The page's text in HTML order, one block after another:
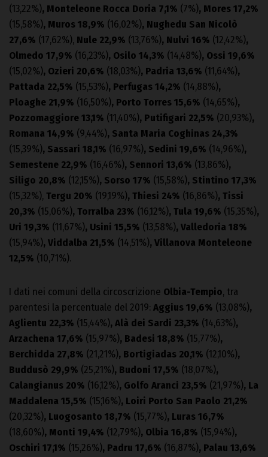
(13,22%), Monteleone Rocca Doria 7,1% (7%), Mores 17,2%
(15,58%), Muros 18,9% (16,02%), Nughedu San Nicolò
27,6% (17,62%), Nule 22,9% (13,76%), Nulvi 16% (12,42%),
Olmedo 17,9% (16,23%), Osilo 14,3% (14,48%), Ossi 19,6%
(15,02%), Ozieri 20,6% (18,03%), Padria 13,6% (11,64%),
Pattada 22,5% (15,53%), Perfugas 14,2% (14,88%),
Ploaghe 21,9% (16,50%), Porto Torres 15,6% (14,65%),
Pozzomaggiore 13,1% (11,40%), Putifigari 22,5% (20,93%),
Romana 14,9% (9,44%), Santa Maria Coghinas 24,3%
(15,39%), Sassari 18,1% (16,97%), Sedini 19,6% (14,96%),
Semestene 22,9% (16,46%), Sennori 13,6% (13,86%),
Siligo 20,8% (12,15%), Sorso 17% (15,58%), Stintino 17,3%
(15,32%), Tergu 20% (19,19%), Thiesi 24% (16,86%), Tissi
20,3% (15,06%), Torralba 23% (16,12%), Tula 19,6% (15,35%),
Uri 19,3% (11,67%), Usini 15,5% (13,58%), Valledoria 18%
(15,94%), Viddalba 21,5% (14,51%), Villanova Monteleone
12,5% (10,71%).
I dati nei comuni della circoscrizione Olbia-Tempio, tra
parentesi la percentuale del 2019: Aggius 19,6% (13,08%),
Aglientu 22,3% (15,44%), Alà dei Sardi 23,3% (14,63%),
Arzachena 17,6% (15,97%), Badesi 18,8% (15,77%),
Berchidda 27,8% (21,21%), Bortigiadas 20,1% (12,10%),
Buddusò 29,9% (25,21%), Budoni 17,5% (18,07%),
Calangianus 20% (16,12%), Golfo Aranci 23,5% (21,97%), La
Maddalena 15,5% (15,16%), Loiri Porto San Paolo 21,2%
(20,32%), Luogosanto 18,7% (15,77%), Luras 16,7%
(18,60%), Monti 19,4% (12,79%), Olbia 16,8% (15,94%),
Oschiri 17,1% (15,26%), Padru 17,6% (16,87%), Palau 13,6%